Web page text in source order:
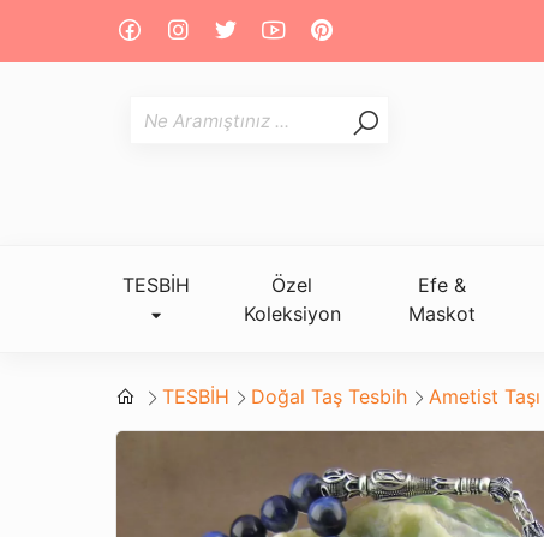
TESBİH
Özel
Koleksiyon
Efe &
Maskot
TESBİH Doğal Taş Tesbih Ametist Taşı